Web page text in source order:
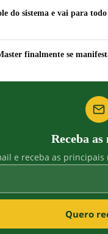
do sistema e vai para
finalmente se
Receba
e receba as
Quero